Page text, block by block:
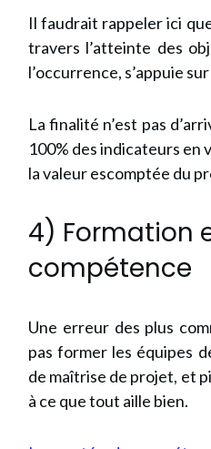
Il faudrait rappeler ici
travers l’atteinte des
l’occurrence, s’appuie
La finalité n’est pas
100% des indicateurs en
la valeur escomptée du
4) Formation
compétence
Une erreur des plus
pas former les équipes
de maîtrise de projet, et
à ce que tout aille bien.